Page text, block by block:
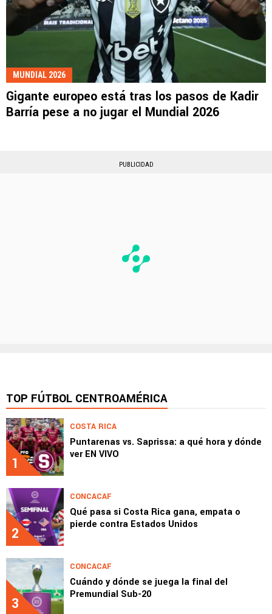
MUNDIAL 2026
Gigante europeo está tras los pasos de Kadir
Barría pese a no jugar el Mundial 2026
PUBLICIDAD
TOP FÚTBOL CENTROAMÉRICA
1
COSTA RICA
Puntarenas vs. Saprissa: a qué hora y dónde
ver EN VIVO
2
CONCACAF
Qué pasa si Costa Rica gana, empata o
pierde contra Estados Unidos
3
CONCACAF
Cuándo y dónde se juega la final del
Premundial Sub-20